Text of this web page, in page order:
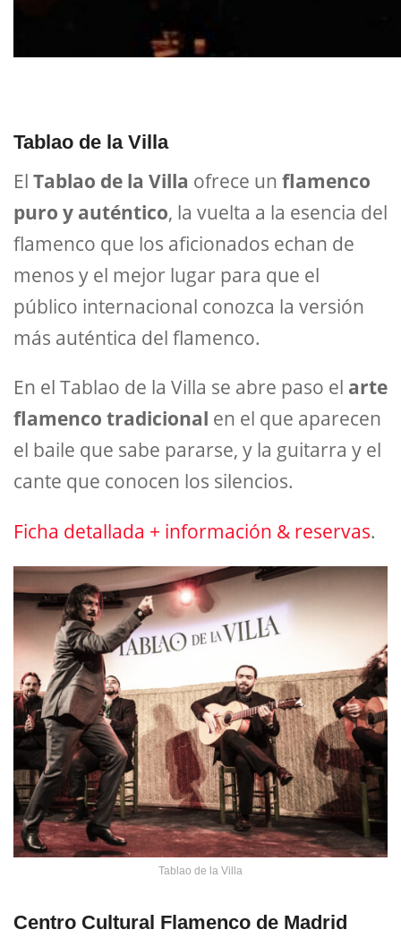
Tablao de la Villa
El Tablao de la Villa ofrece un flamenco
puro y auténtico, la vuelta a la esencia del
flamenco que los aficionados echan de
menos y el mejor lugar para que el
público internacional conozca la versión
más auténtica del flamenco.
En el Tablao de la Villa se abre paso el arte
flamenco tradicional en el que aparecen
el baile que sabe pararse, y la guitarra y el
cante que conocen los silencios.
Ficha detallada + información & reservas.
Tablao de la Villa
Centro Cultural Flamenco de Madrid